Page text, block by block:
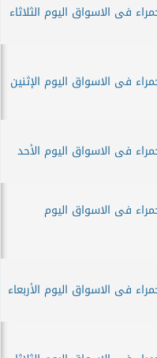
فى الاسواق اليوم الثلاثاء
فى الاسواق اليوم الإثنين
فى الاسواق اليوم الأحد
فى الاسواق اليوم
فى الاسواق اليوم الأربعاء